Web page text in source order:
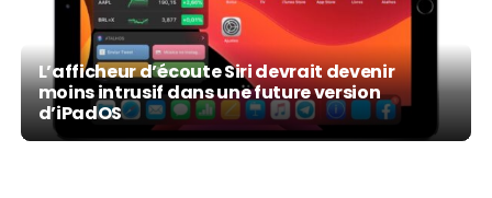
L’afficheur d’écoute Siri devrait devenir
moins intrusif dans une future version
d’iPadOS